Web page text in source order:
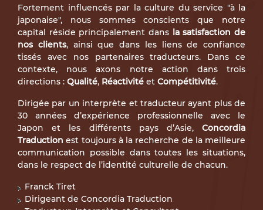
Fortement influencés par la culture du service "à la
japonaise", nous sommes conscients que notre
capital réside principalement dans la satisfaction de
nos clients, ainsi que dans les liens de confiance
tissés avec nos partenaires traducteurs. Dans ce
contexte, nous axons notre action dans trois
directions : Qualité, Réactivité et Compétitivité.
Dirigée par un interprète et traducteur ayant plus de
30 années d’expérience professionnelle avec le
Japon et les différents pays d’Asie, Concordia
Traduction est toujours à la recherche de la meilleure
communication possible dans toutes les situations,
dans le respect de l’identité culturelle de chacun.
Franck Tiret
Dirigeant de Concordia Traduction